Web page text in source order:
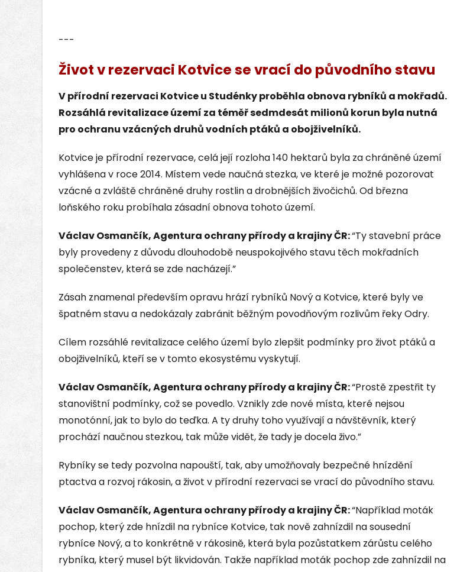
---
Život v rezervaci Kotvice se vrací do původního stavu
V přírodní rezervaci Kotvice u Studénky proběhla obnova rybníků a mokřadů.
Rozsáhlá revitalizace území za téměř sedmdesát milionů korun byla nutná
pro ochranu vzácných druhů vodních ptáků a obojživelníků.
Kotvice je přírodní rezervace, celá její rozloha 140 hektarů byla za chráněné území
vyhlášena v roce 2014. Místem vede naučná stezka, ve které je možné pozorovat
vzácné a zvláště chráněné druhy rostlin a drobnějších živočichů. Od března
loňského roku probíhala zásadní obnova tohoto území.
Václav Osmančík, Agentura ochrany přírody a krajiny ČR:“Ty stavební práce
byly provedeny z důvodu dlouhodobě neuspokojivého stavu těch mokřadních
společenstev, která se zde nacházejí.”
Zásah znamenal především opravu hrází rybníků Nový a Kotvice, které byly ve
špatném stavu a nedokázaly zabránit běžným povodňovým rozlivům řeky Odry.
Cílem rozsáhlé revitalizace celého území bylo zlepšit podmínky pro život ptáků a
obojživelníků, kteří se v tomto ekosystému vyskytují.
Václav Osmančík, Agentura ochrany přírody a krajiny ČR:“Prostě zpestřit ty
stanovištní podmínky, což se povedlo. Vznikly zde nové místa, které nejsou
monotónní, jak to bylo do teďka. A ty druhy toho využívají a návštěvník, který
prochází naučnou stezkou, tak může vidět, že tady je docela živo.”
Rybníky se tedy pozvolna napouští, tak, aby umožňovaly bezpečné hnízdění
ptactva a rozvoj rákosin, a život v přírodní rezervaci se vrací do původního stavu.
Václav Osmančík, Agentura ochrany přírody a krajiny ČR:“Například moták
pochop, který zde hnízdil na rybníce Kotvice, tak nově zahnízdil na sousední
rybníce Nový, a to konkrétně v rákosině, která byla pozůstatkem zárůstu celého
rybníka, který musel být likvidován. Takže například moták pochop zde zahnízdil na